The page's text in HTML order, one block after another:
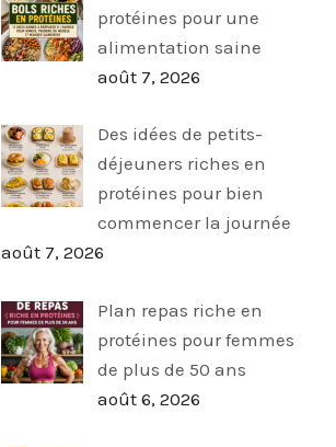
protéines pour une
alimentation saine
août 7, 2026
Des idées de petits-
déjeuners riches en
protéines pour bien
commencer la journée
août 7, 2026
Plan repas riche en
protéines pour femmes
de plus de 50 ans
août 6, 2026